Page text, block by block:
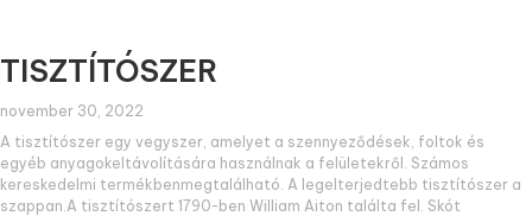
TISZTÍTÓSZER
november 30, 2022
A tisztítószer egy vegyszer, amelyet a szennyeződések, foltok és
egyéb anyagokeltávolítására használnak a felületekről. Számos
kereskedelmi termékbenmegtalálható. A legelterjedtebb tisztítószer a
szappan.A tisztítószert 1790-ben William Aiton találta fel. Skót